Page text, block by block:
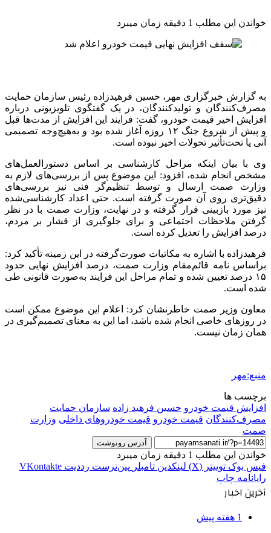
خواندن این مطلب 1 دقیقه زمان میبرد
به گزارش خبرگزاری مهر، حسین فرهیدزاده رئیس سازمان حمایت
مصرف‌کنندگان و تولیدکنندگان، در یک گفتگوی تلویزیونی درباره
افزایش اخیر قیمت خودرو، گفت: فرایند این افزایش از مدت‌ها قبل
و پیش از شروع جنگ ۱۲ روزه آغاز شده بود و به‌هیچ‌وجه تصمیمی
آنی یا تحت‌تأثیر تحولات اخیر نبوده است.
وی با بیان اینکه مراحل کارشناسی بر اساس دستورالعمل‌های
مشخص انجام شده، افزود: این موضوع پس از بررسی‌های لازم به
وزارت صمت ارسال و توسط تنظیم‌گر فنی نیز بررسی‌های
دقیق‌تری روی آن صورت گرفته است. حتی اعداد کارشناسی‌شده
نیز مورد بازبینی قرار گرفته و در نهایت، وزارت صمت با در نظر
گرفتن ملاحظات اجتماعی و برای جلوگیری از فشار بر مردم،
درصد افزایش را تعدیل کرده است.
فرهیدزاده با اشاره به مکاتبات صورت‌گرفته در این زمینه تأکید کرد:
براساس نامه قائم‌مقام وزارت صمت، درصد افزایش نهایی حدود
۱۵ درصد تعیین شده و تمام مراحل این فرایند به‌صورت قانونی طی
شده است.
معاون وزیر صمت خاطرنشان کرد: اعلام این موضوع ممکن است
در روزهای خاصی انجام شده باشد، اما این به معنای تصمیم‌گیری در
همان زمان نیست.
منبع:مهر
برچسب ها
افزایش قیمت خودرو حسین فرهید زاده سازمان حمایت
مصرف‌کنندگان قیمت خودرو قیمت خودروهای داخلی وزارت
صمت
آدرس رونوشت
خواندن این مطلب 1 دقیقه زمان میبرد
فیس بوک توییتر (X) لینکدین ‫تامبلر ‫پین‌ترست ‫رددیت ‫VKontakte
رایانامه چاپ
آخرین اخبار
1 هفته پیش